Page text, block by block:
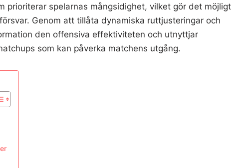
prioriterar spelarnas mångsidighet, vilket gör det möjligt
Genom att tillåta dynamiska ruttjusteringar och
den offensiva effektiviteten och utnyttjar
som kan påverka matchens utgång.